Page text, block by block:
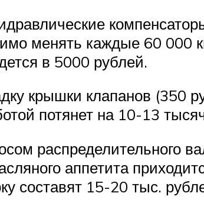
менять каждые 60 000
в 5000 рублей.
крышки клапанов (350
потянет на 10-13
распределительного
аппетита
составят 15-20 тыс.